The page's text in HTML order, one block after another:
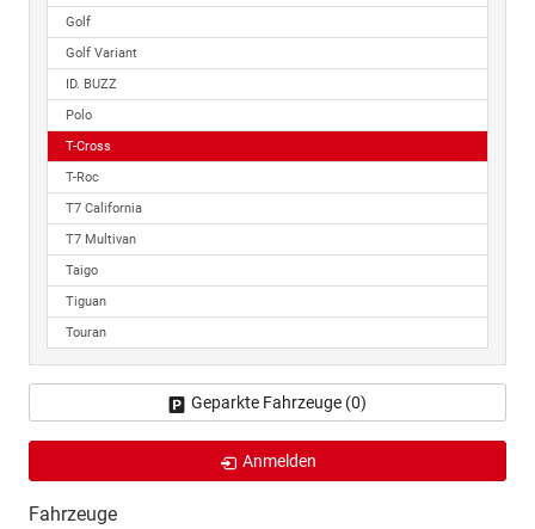
Golf
Golf Variant
ID. BUZZ
Polo
T-Cross
T-Roc
T7 California
T7 Multivan
Taigo
Tiguan
Touran
Geparkte Fahrzeuge (0)
Anmelden
Fahrzeuge